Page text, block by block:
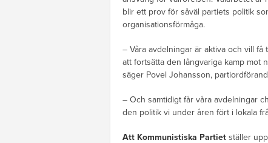
blir ett prov för såväl partiets politik
organisationsförmåga.
– Våra avdelningar är aktiva och vill
att fortsätta den långvariga kamp mot
säger Povel Johansson,
– Och samtidigt får våra avdelningar
den politik vi under åren fört i lokala
Att Kommunistiska Partiet ställer